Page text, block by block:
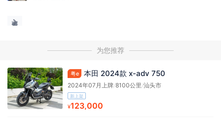
为您推荐
粤e 本田 2024款 x-adv 750
2024年07月上牌/8100公里/汕头市
新上架
¥123,000